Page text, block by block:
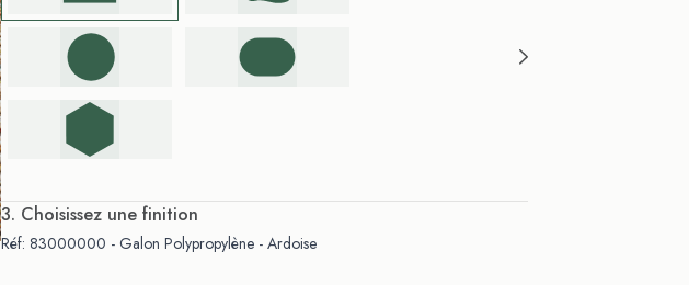
. Choisissez une finition
Réf: 83000000 - Galon Polypropylène - Ardoise